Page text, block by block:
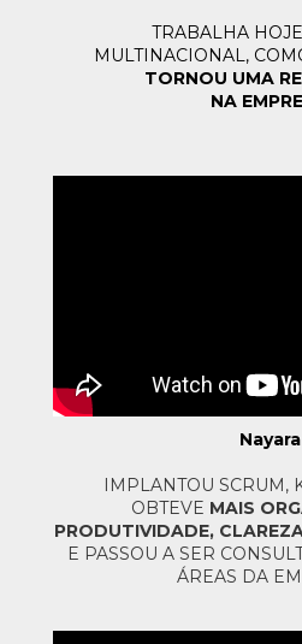
Nayara
IMPLANTOU SCRUM,
OBTEVE MAIS
PRODUTIVIDADE,
E PASSOU A SER
ÁREAS DA
TRABALHA
MULTINACIONAL,
TORNOU UMA
NA